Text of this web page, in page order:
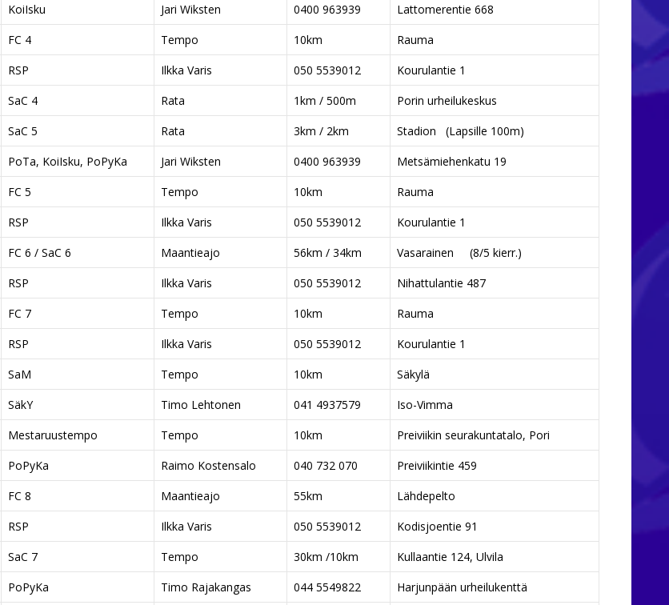
KoiIsku
Jari Wiksten 0400 963939
Lattomerentie 668
FC 4 Tempo 10km
Rauma
RSP
Ilkka Varis 050 5539012
Kourulantie 1
SaC 4 Rata 1km / 500m
Porin urheilukeskus
SaC 5
Rata 3km / 2km
Stadion (Lapsille 100m)
PoTa, KoiIsku, PoPyKa
Jari Wiksten 0400 963939
Metsämiehenkatu 19
FC 5 Tempo 10km
Rauma
RSP
Ilkka Varis 050 5539012
Kourulantie 1
FC 6 / SaC 6 Maantieajo 56km / 34km
Vasarainen (8/5 kierr.)
RSP
Ilkka Varis 050 5539012
Nihattulantie 487
FC 7 Tempo 10km
Rauma
RSP
Ilkka Varis 050 5539012
Kourulantie 1
SaM Tempo 10km
Säkylä
SäkY
Timo Lehtonen 041 4937579
Iso-Vimma
Mestaruustempo Tempo 10km
Preiviikin seurakuntatalo, Pori
PoPyKa
Raimo Kostensalo 040 732 070
Preiviikintie 459
FC 8 Maantieajo 55km
Lähdepelto
RSP
Ilkka Varis 050 5539012
Kodisjoentie 91
SaC 7 Tempo 30km /10km
Kullaantie 124, Ulvila
PoPyKa
Timo Rajakangas 044 5549822
Harjunpään urheilukenttä